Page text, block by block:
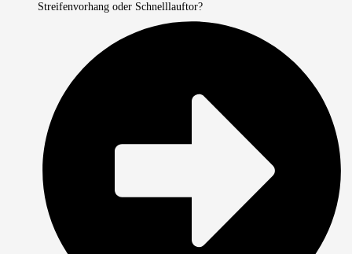
Streifenvorhang oder Schnelllauftor?